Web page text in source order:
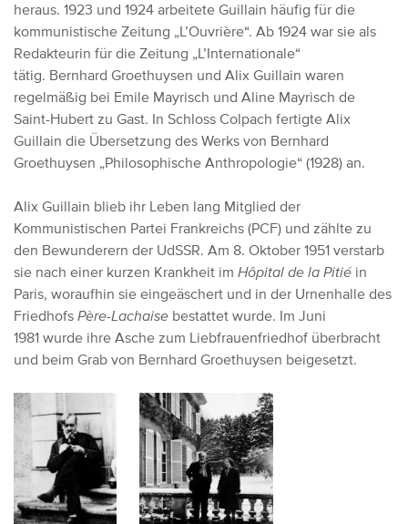
heraus. 1923 und 1924 arbeitete Guillain häufig für die
kommunistische Zeitung „L’Ouvrière“. Ab 1924 war sie als
Redakteurin für die Zeitung „L’Internationale“
tätig. Bernhard Groethuysen und Alix Guillain waren
regelmäßig bei Emile Mayrisch und Aline Mayrisch de
Saint-Hubert zu Gast. In Schloss Colpach fertigte Alix
Guillain die Übersetzung des Werks von Bernhard
Groethuysen „Philosophische Anthropologie“ (1928) an.
Alix Guillain blieb ihr Leben lang Mitglied der
Kommunistischen Partei Frankreichs (PCF) und zählte zu
den Bewunderern der UdSSR. Am 8. Oktober 1951 verstarb
sie nach einer kurzen Krankheit im Hôpital de la Pitié in
Paris, woraufhin sie eingeäschert und in der Urnenhalle des
Friedhofs Père-Lachaise bestattet wurde. Im Juni
1981 wurde ihre Asche zum Liebfrauenfriedhof überbracht
und beim Grab von Bernhard Groethuysen beigesetzt.